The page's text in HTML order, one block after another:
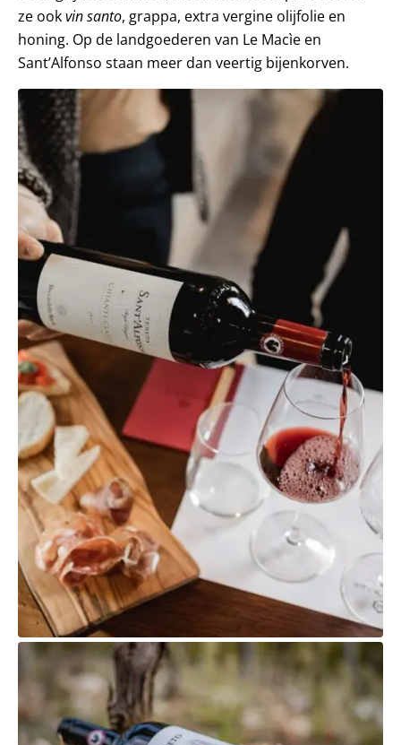
ze ookvin santo, grappa, extra vergine olijfolie en
honing. Op de landgoederen van Le Macìe en
Sant’Alfonso staan meer dan veertig bijenkorven.